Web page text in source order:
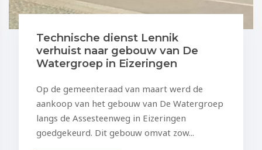
Technische dienst Lennik
verhuist naar gebouw van De
Watergroep in Eizeringen
Op de gemeenteraad van maart werd de
aankoop van het gebouw van De Watergroep
langs de Assesteenweg in Eizeringen
goedgekeurd. Dit gebouw omvat zow...